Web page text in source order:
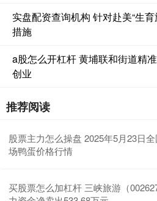
实盘配资查询机构 针对赴美“生
措施
a股怎么开杠杆 黄埔联和街道精
创业
推荐阅读
股票主力怎么操盘 2025年5月23日
场鸭蛋价格行情
买股票怎么加杠杆 三峡旅游（